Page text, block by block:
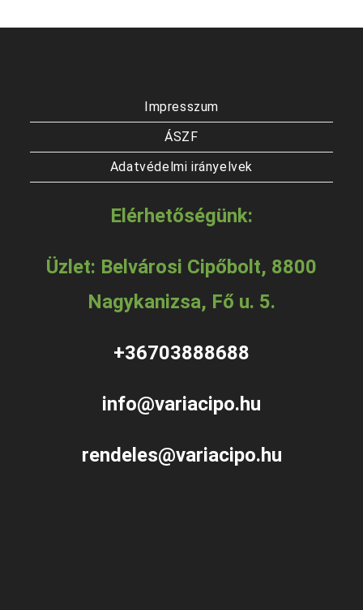
Impresszum
ÁSZF
Adatvédelmi irányelvek
Elérhetőségünk:
Üzlet: Belvárosi Cipőbolt, 8800
Nagykanizsa, Fő u. 5.
+36703888688
info@variacipo.hu
rendeles@variacipo.hu